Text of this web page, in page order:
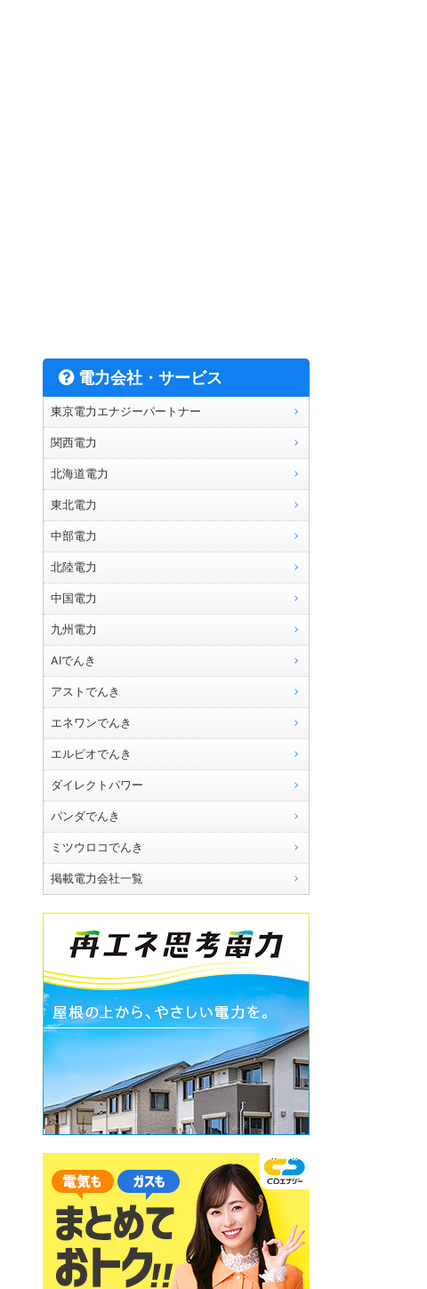
電力会社・サービス
東京電力エナジーパートナー
関西電力
北海道電力
東北電力
中部電力
北陸電力
中国電力
九州電力
AIでんき
アストでんき
エネワンでんき
エルピオでんき
ダイレクトパワー
パンダでんき
ミツウロコでんき
掲載電力会社一覧